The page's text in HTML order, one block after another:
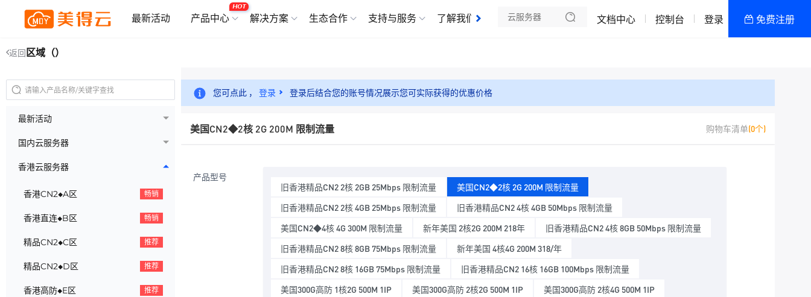
最新活动 产品中心
HOT
解决方案 生态合作 支持与服务 了解我们
宁波电信云服务器
文档中心 控制台 登录 免费注册
返回 区域（）
最新活动
国内云服务器
香港云服务器
香港CN2◆A区 畅销
香港直连◆B区 畅销
精品CN2◆C区 推荐
精品CN2◆D区 推荐
香港高防◆E区 推荐
您可点此 ， 登录 登录后结合您的账号情况展示您可实际获得的优惠价格
美国CN2◆2核 2G 200M 限制流量 购物车清单(0个)
产品型号
旧香港精品CN2 2核 2GB 25Mbps 限制流量
美国CN2◆2核 2G 200M 限制流量
旧香港精品CN2 2核 4GB 25Mbps 限制流量
旧香港精品CN2 4核 4GB 50Mbps 限制流量
美国CN2◆4核 4G 300M 限制流量
新年美国 2核2G 200M 218年
旧香港精品CN2 4核 8GB 50Mbps 限制流量
旧香港精品CN2 8核 8GB 75Mbps 限制流量
新年美国 4核4G 200M 318/年
旧香港精品CN2 8核 16GB 75Mbps 限制流量
旧香港精品CN2 16核 16GB 100Mbps 限制流量
美国300G高防 1核2G 500M 1IP
美国300G高防 2核2G 500M 1IP
美国300G高防 2核4G 500M 1IP